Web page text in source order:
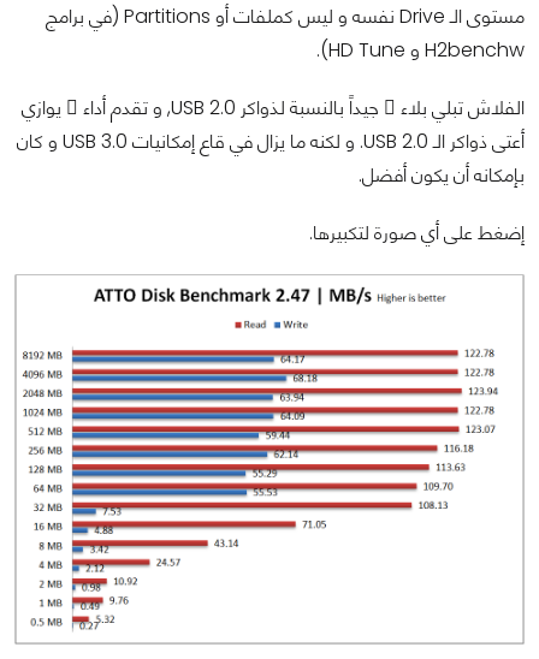
مستوى الـ Drive نفسه و ليس كملفات أو Partitions (في برامج
H2benchw و HD Tune).
الفلاش تبلي بلاء ً جيداً بالنسبة لذواكر USB 2.0, و تقدم أداء ً يوازي
أعتى ذواكر الـ USB 2.0. و لكنه ما يزال في قاع إمكانيات USB 3.0 و كان
بإمكانه أن يكون أفضل.
إضغط على أي صورة لتكبيرها.